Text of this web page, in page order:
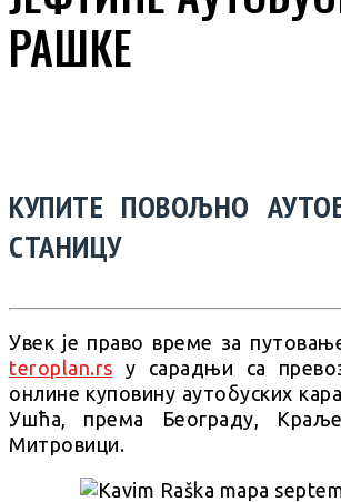
РАШКЕ
КУПИТЕ ПОВОЉНО
СТАНИЦУ
Увек је право време за
teroplan.rs у сарадњи са
онлине куповину аутобуских
Ушћа, према Београду,
Митровици.